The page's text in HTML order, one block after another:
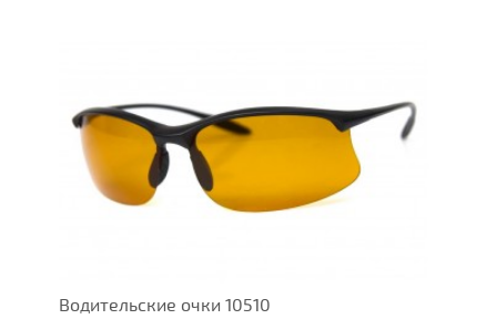
Водительские очки 10510